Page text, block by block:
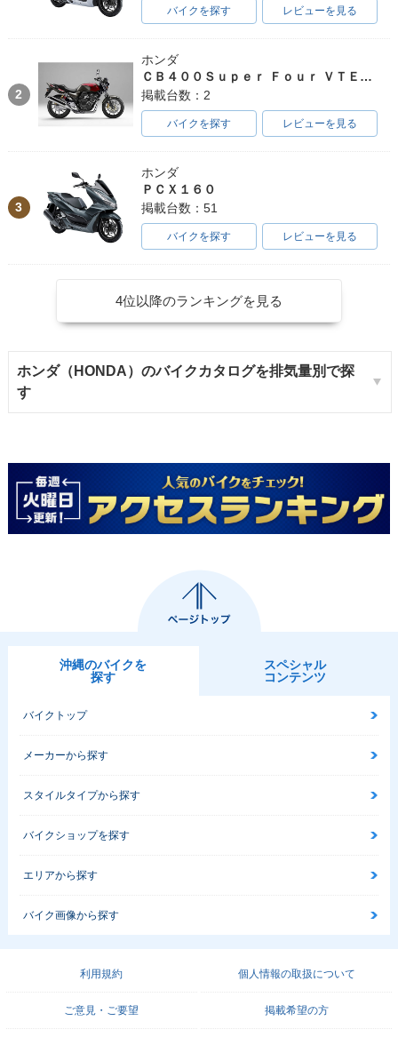
バイクを探す レビューを見る
2
ホンダ
ＣＢ４００Ｓｕｐｅｒ Ｆｏｕｒ ＶＴＥＣ ＳＰＥＣ３
掲載台数：2
バイクを探す レビューを見る
3
ホンダ
ＰＣＸ１６０
掲載台数：51
バイクを探す レビューを見る
4位以降のランキングを見る
ホンダ（HONDA）のバイクカタログを排気量別で探
す
沖縄のバイクを
探す
スペシャル
コンテンツ
バイクトップ
メーカーから探す
スタイルタイプから探す
バイクショップを探す
エリアから探す
バイク画像から探す
利用規約 個人情報の取扱について
ご意見・ご要望 掲載希望の方